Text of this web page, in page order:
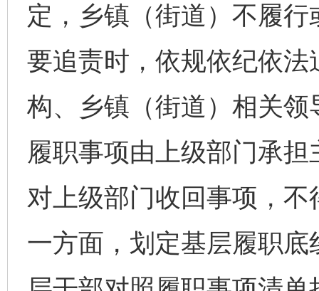
定，乡镇（街道）不履
要追责时，依规依纪依
构、乡镇（街道）相关
履职事项由上级部门承
对上级部门收回事项，
一方面，划定基层履职